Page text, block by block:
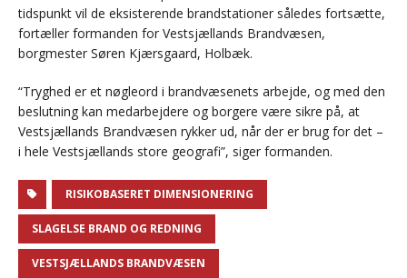
tidspunkt vil de eksisterende brandstationer således fortsætte,
fortæller formanden for Vestsjællands Brandvæsen,
borgmester Søren Kjærsgaard, Holbæk.
“Tryghed er et nøgleord i brandvæsenets arbejde, og med den
beslutning kan medarbejdere og borgere være sikre på, at
Vestsjællands Brandvæsen rykker ud, når der er brug for det –
i hele Vestsjællands store geografi”, siger formanden.
RISIKOBASERET DIMENSIONERING
SLAGELSE BRAND OG REDNING
VESTSJÆLLANDS BRANDVÆSEN